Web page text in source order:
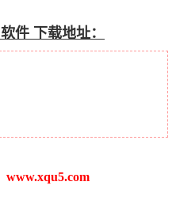
件 下载地址：
www.xqu5.com